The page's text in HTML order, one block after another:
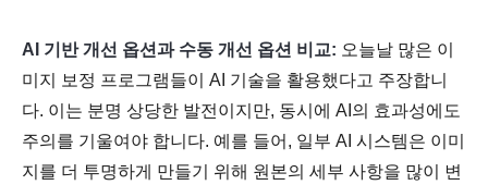
AI 기반 개선 옵션과 수동 개선 옵션 비교: 오늘날 많은 이
미지 보정 프로그램들이 AI 기술을 활용했다고 주장합니
다. 이는 분명 상당한 발전이지만, 동시에 AI의 효과성에도
주의를 기울여야 합니다. 예를 들어, 일부 AI 시스템은 이미
지를 더 투명하게 만들기 위해 원본의 세부 사항을 많이 변